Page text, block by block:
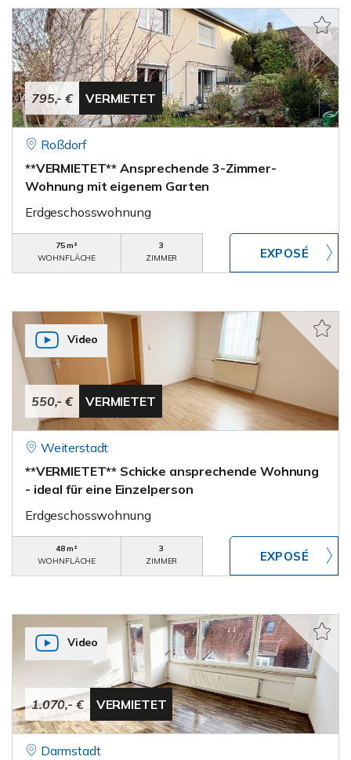
795,- € VERMIETET
Roßdorf
**VERMIETET** Ansprechende 3-Zimmer-
Wohnung mit eigenem Garten
Erdgeschosswohnung
75 m²
WOHNFLÄCHE
3
ZIMMER
550,- € VERMIETET
Video
Weiterstadt
**VERMIETET** Schicke ansprechende Wohnung
- ideal für eine Einzelperson
Erdgeschosswohnung
48 m²
WOHNFLÄCHE
3
ZIMMER
1.070,- € VERMIETET
Video
Darmstadt